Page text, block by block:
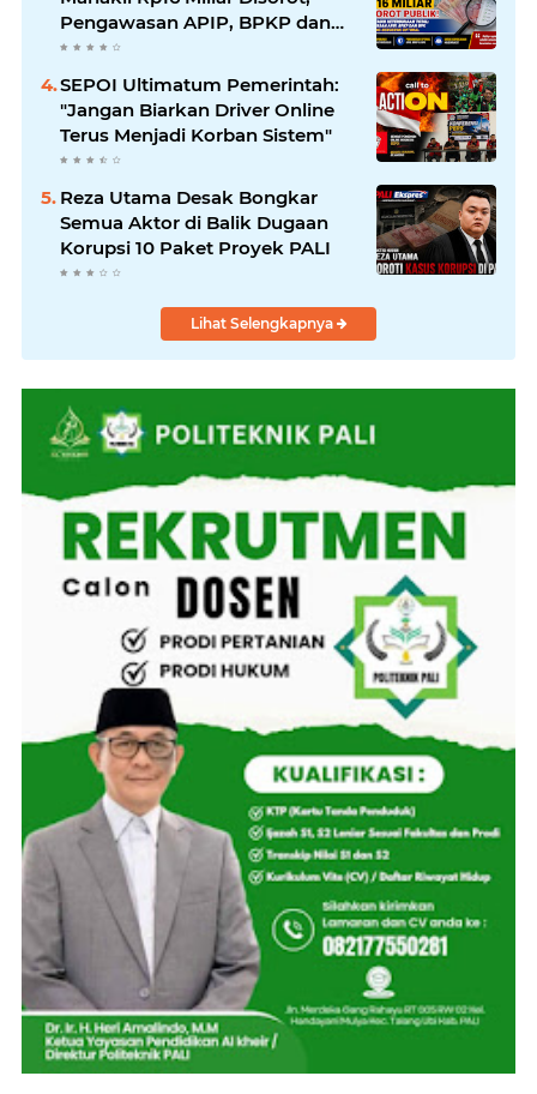
Pengawasan APIP, BPKP dan
BPK Harus Bergerak Optimal
SEPOI Ultimatum Pemerintah:
"Jangan Biarkan Driver Online
Terus Menjadi Korban Sistem"
Reza Utama Desak Bongkar
Semua Aktor di Balik Dugaan
Korupsi 10 Paket Proyek PALI
Lihat Selengkapnya